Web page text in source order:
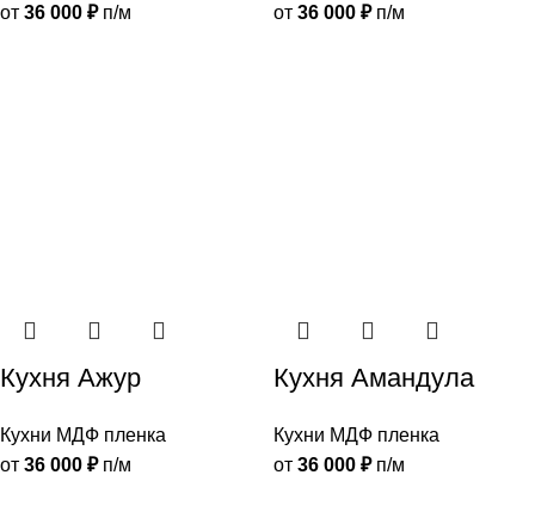
от 36 000 ₽п/м
от 36 000 ₽п/м
Кухня Ажур
Кухни МДФ пленка
от 36 000 ₽п/м
Кухня Амандула
Кухни МДФ пленка
от 36 000 ₽п/м